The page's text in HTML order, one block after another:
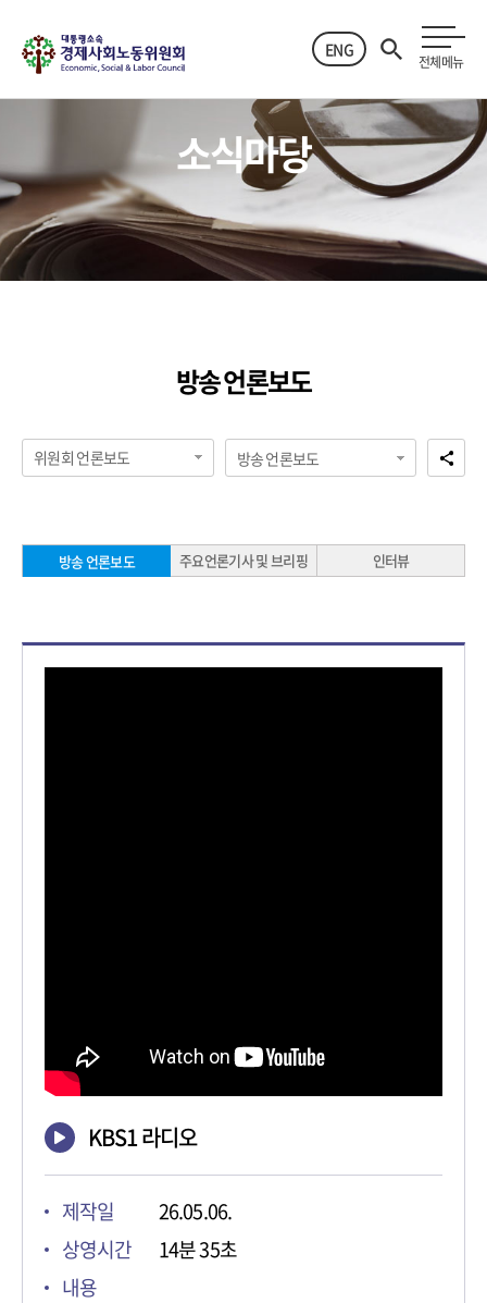
ENG
전체메뉴
소식마당
방송 언론보도
위원회 언론보도 방송 언론보도
방송 언론보도 주요언론기사 및 브리핑 인터뷰
KBS1 라디오
제작일
26.05.06.
상영시간
14분 35초
내용